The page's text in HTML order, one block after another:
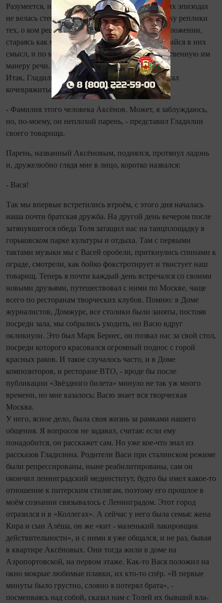
Разумеется, ни в этом, ни в других, последующих эпизодах
не велась стенограмма, и здесь, и далее я привожу реплики
тех, о ком решился рассказать, в собственном изложении,
стараясь как можно точней передать содержавшийся в них
смысл, и по мере возможности сохранить свойственную им
манеру речи.
Итак, Гладилин пригласил за свой стол, а я не стал
кочевряжиться и последовал за Анатолием.
- Фамилия этого человека Аксёнов. Может, я заблуждаюсь,
но, по-моему, он неплохой парень, - представил Гладилин
своего товарища.
Парень, названный Аксёновым, поднялся, протянул ладонь
и, дружелюбно глядя мне в лицо, коротко назвался:
- Вася!
Так мы впервые встретились втроём, с этого дня началась
наша почти братская дружба. На другой день вечером после
затянувшегося обеда Толя затащил нас на танцплощадку в
горьковском парке культуры и отдыха. Там с первыми
тактами музыки мы с Васей оробели, приткнулись спинами к
ограде, смотрели, как бойко фокстротирует и твистует наш
товарищ. Теперь я почти каждый день встречался со своими
новыми друзьями, путешествовал с ними по Москве, чаще
всего по ресторанам творческих клубов. Помню: в Доме
журналистов, Домжуре, все столики были заняты, постояв
посреди зала, мы собрались уходить, но Васю вдруг
окликнули. Это был Марк Бернес, он позвал нас за свой стол,
посреди которого красовался огромный поднос с горой
красных раков. И такое случалось часто, и в Доме
композиторов, и ресторане ВТО, - вроде бы после
публикации «Звёздного билета» минуло не так уж много
времени, но мне казалось: Васю знает вся творческая
Москва.
У него, ясное дело, была своя жизнь за рамками нашего
общения. Я вопросов не задавал, считая: если ему
понадобится, он расскажет сам. Но уже кое-что знал из
рассказов Гладилина. Родители Васи при сталинском режиме
были репрессированы, ныне реабилитированы, сам он
окончил ленинградский мед­институт, будто бы имел какое-то
отношение к питерским стилягам, поэтому его прошлое в
моём сознании связывалось с Ленинградом. Этот город
отразился и в «Коллегах». А сейчас у него была семья: жена
Кира и сын Алёша, он же «кит - маленький лакировщик
действительности», и с ними я уже общался, и не раз, бывая
в квартире Аксёновых. Они тогда жили в доме на
Аэропортовской, на первом этаже. Как-то Вася положил на
окно мокрые любимые плавки, их кто-то спёр. «В первые
минуты было грустно, словно я потерял брата», -
посмеиваясь над собой, сказал нам c Толей их бывший вла­